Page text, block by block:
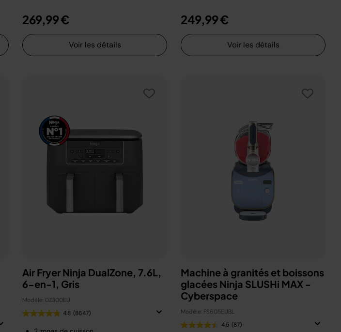
269,99 €
Voir les détails
249,99 €
Voir les détails
Air Fryer Ninja DualZone, 7.6L,
6-en-1, Gris
Modèle: DZ300EU
4.8 (8647)
Machine à granités et boissons
glacées Ninja SLUSHi MAX -
Cyberspace
Modèle: FS605EUBL
4.5 (87)